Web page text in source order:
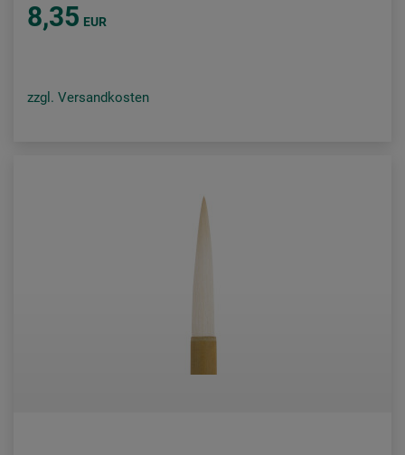
8,35 EUR
zzgl. Versandkosten